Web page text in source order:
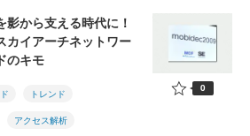
から支える時代に！
カイアーチネットワー
のキモ
トレンド
アクセス解析
0